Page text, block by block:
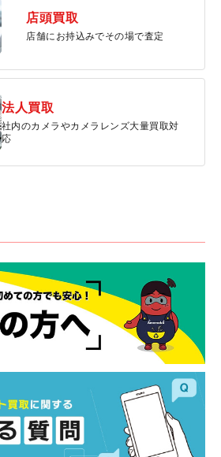
店頭買取
店舗にお持込みでその場で査定
法人買取
社内のカメラやカメラレンズ大量買取対
応